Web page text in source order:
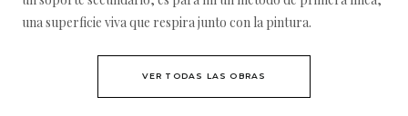
una superficie viva que respira junto con la pintura.
VER TODAS LAS OBRAS